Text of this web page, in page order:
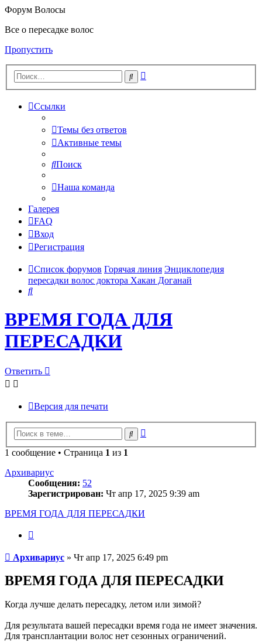
Форум Волосы
Все о пересадке волос
Пропустить
Поиск
Ссылки
Темы без ответов
Активные темы
Поиск
Наша команда
Галерея
FAQ
Вход
Регистрация
Список форумов Горячая линия Энциклопедия
пересадки волос доктора Хакан Доганай
Поиск
ВРЕМЯ ГОДА ДЛЯ
ПЕРЕСАДКИ
Ответить
Версия для печати
Поиск
1 сообщение • Страница 1 из 1
Архивариус
Сообщения: 52
Зарегистрирован: Чт апр 17, 2025 9:39 am
ВРЕМЯ ГОДА ДЛЯ ПЕРЕСАДКИ
Сообщение
Архивариус » Чт апр 17, 2025 6:49 pm
ВРЕМЯ ГОДА ДЛЯ ПЕРЕСАДКИ
Когда лучше делать пересадку, летом или зимой?
Для результата вашей пересадки время года не имеет значения.
Для трансплантации волос нет сезонных ограничений.